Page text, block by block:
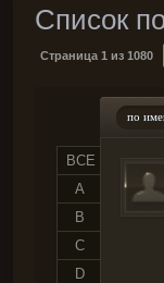
Список
Страница 1 из 1080
ВСЕ
A
B
C
D
по